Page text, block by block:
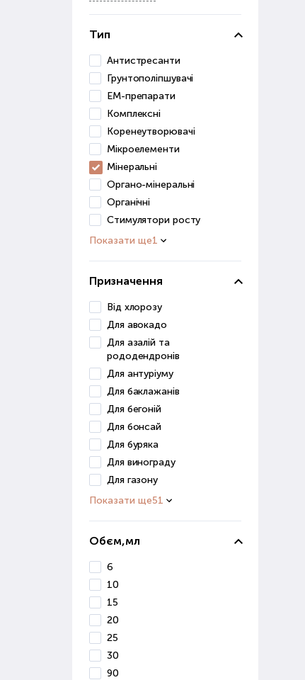
Тип
Антистресанти
Грунтополіпшувачі
ЕМ-препарати
Комплексні
Коренеутворювачі
Мікроелементи
Мінеральні
Органо-мінеральні
Органічні
Стимулятори росту
Показати ще1
Призначення
Від хлорозу
Для авокадо
Для азалій та
рододендронів
Для антуріуму
Для баклажанів
Для бегоній
Для бонсай
Для буряка
Для винограду
Для газону
Показати ще51
Обєм,мл
6
10
15
20
25
30
90